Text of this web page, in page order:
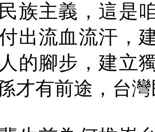
民族主義，這是
出流血流汗，
的腳步，建立
才有前途，台